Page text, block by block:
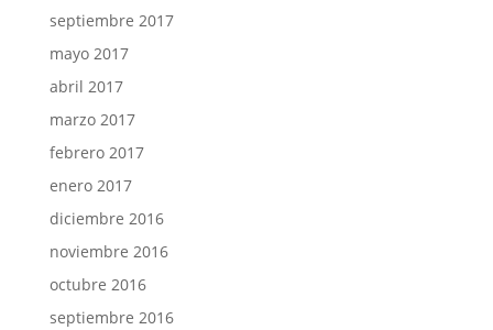
septiembre 2017
mayo 2017
abril 2017
marzo 2017
febrero 2017
enero 2017
diciembre 2016
noviembre 2016
octubre 2016
septiembre 2016